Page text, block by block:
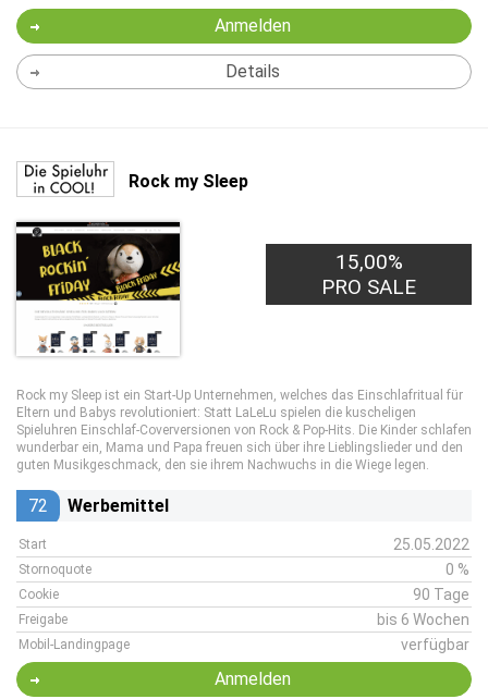
Anmelden
Details
Rock my Sleep
15,00%
PRO SALE
Rock my Sleep ist ein Start-Up Unternehmen, welches das Einschlafritual für
Eltern und Babys revolutioniert: Statt LaLeLu spielen die kuscheligen
Spieluhren Einschlaf-Coverversionen von Rock & Pop-Hits. Die Kinder schlafen
wunderbar ein, Mama und Papa freuen sich über ihre Lieblingslieder und den
guten Musikgeschmack, den sie ihrem Nachwuchs in die Wiege legen.
72 Werbemittel
Start 25.05.2022
Stornoquote 0 %
Cookie 90 Tage
Freigabe bis 6 Wochen
Mobil-Landingpage verfügbar
Anmelden